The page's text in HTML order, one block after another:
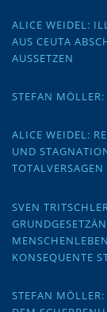
ALICE WEIDEL:
AUS CEUTA
AUSSETZEN
STEFAN
ALICE WEIDEL:
UND
SVEN
KONSEQUENTE
STEFAN